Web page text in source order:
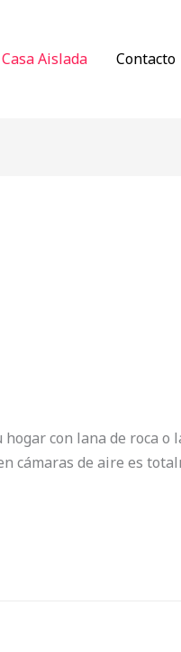
Aislada Contacto
con lana de roca o
cámaras de aire es